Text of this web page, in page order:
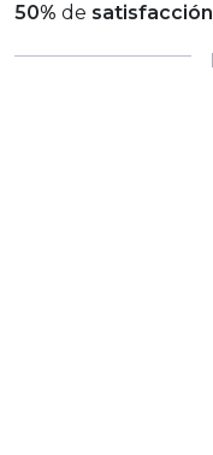
50% de satisfacción